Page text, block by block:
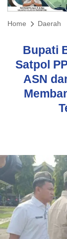
Home Daerah
Bupati
Satpol
ASN